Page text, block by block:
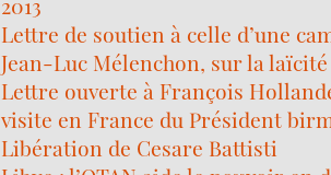
Lettre de soutien à celle d’une
Jean-Luc Mélenchon, sur la laïcité
Lettre ouverte à François
visite en France du Président
Libération de Cesare Battisti